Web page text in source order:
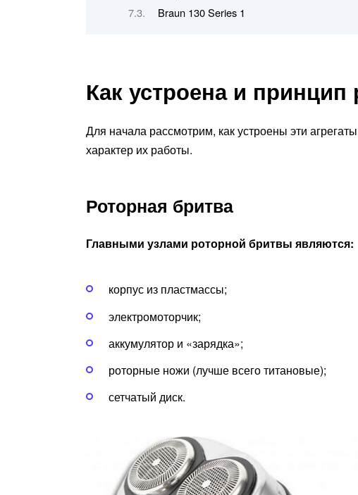
Braun 130 Series 1
Как устроена и принцип
Для начала рассмотрим, как устроены эти
характер их работы.
Роторная бритва
Главными узлами роторной бритвы являются:
корпус из пластмассы;
электромоторчик;
аккумулятор и «зарядка»;
роторные ножи (лучше всего титановые);
сетчатый диск.